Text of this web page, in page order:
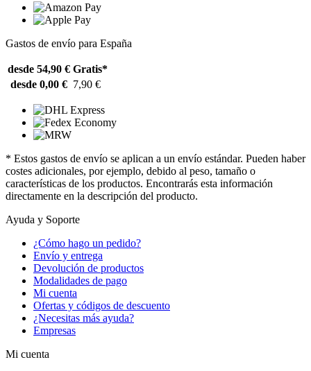
Gastos de envío para España
desde 54,90 € Gratis*
desde 0,00 € 7,90 €
* Estos gastos de envío se aplican a un envío estándar. Pueden haber
costes adicionales, por ejemplo, debido al peso, tamaño o
características de los productos. Encontrarás esta información
directamente en la descripción del producto.
Ayuda y Soporte
¿Cómo hago un pedido?
Envío y entrega
Devolución de productos
Modalidades de pago
Mi cuenta
Ofertas y códigos de descuento
¿Necesitas más ayuda?
Empresas
Mi cuenta